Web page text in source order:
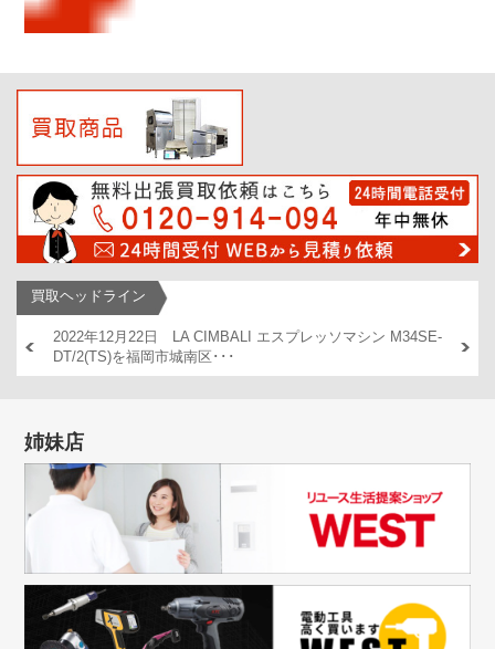
買取ヘッドライン
2022年12月22日 LA CIMBALI エスプレッソマシン M34SE-
DT/2(TS)を福岡市城南区･･･
を福
姉妹店